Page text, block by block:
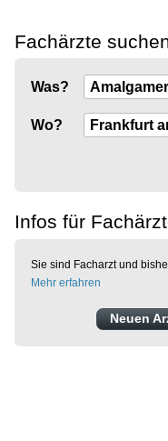
Fachärzte
Was?
Wo?
Infos für
Sie sind Facharzt und
Mehr erfahren
Neuen